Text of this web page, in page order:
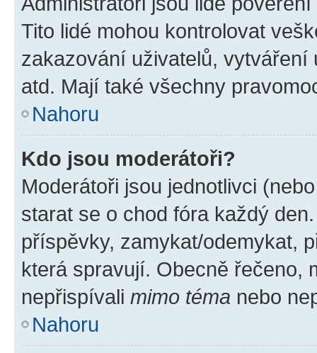
Tito lidé mohou kontrolovat
zakazování uživatelů,
atd. Mají také všechny
Nahoru
Kdo jsou moderátoři?
Moderátoři jsou jednotlivci
starat se o chod fóra každý
příspěvky, zamykat/odemykat,
která spravují. Obecně řečeno,
nepřispívali mimo téma nebo
Nahoru